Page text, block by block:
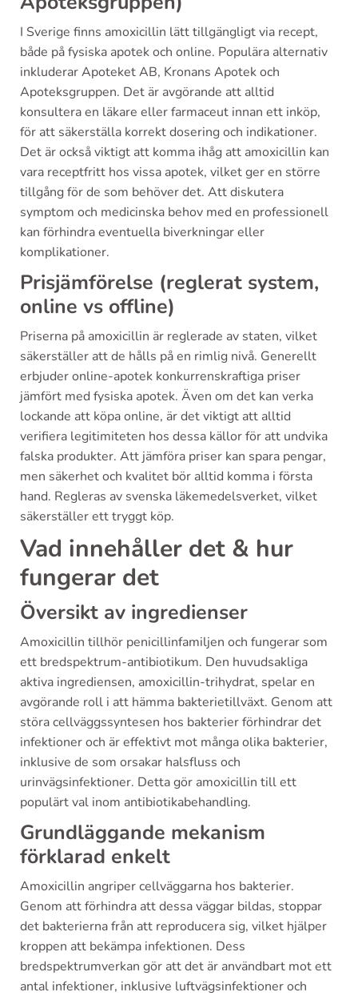
I Sverige finns amoxicillin lätt tillgängligt via recept,
både på fysiska apotek och online. Populära alternativ
inkluderar Apoteket AB, Kronans Apotek och
Apoteksgruppen. Det är avgörande att alltid
konsultera en läkare eller farmaceut innan ett inköp,
för att säkerställa korrekt dosering och indikationer.
Det är också viktigt att komma ihåg att amoxicillin kan
vara receptfritt hos vissa apotek, vilket ger en större
tillgång för de som behöver det. Att diskutera
symptom och medicinska behov med en professionell
kan förhindra eventuella biverkningar eller
komplikationer.
Prisjämförelse (reglerat system,
online vs offline)
Priserna på amoxicillin är reglerade av staten, vilket
säkerställer att de hålls på en rimlig nivå. Generellt
erbjuder online-apotek konkurrenskraftiga priser
jämfört med fysiska apotek. Även om det kan verka
lockande att köpa online, är det viktigt att alltid
verifiera legitimiteten hos dessa källor för att undvika
falska produkter. Att jämföra priser kan spara pengar,
men säkerhet och kvalitet bör alltid komma i första
hand. Regleras av svenska läkemedelsverket, vilket
säkerställer ett tryggt köp.
Vad innehåller det & hur
fungerar det
Översikt av ingredienser
Amoxicillin tillhör penicillinfamiljen och fungerar som
ett bredspektrum-antibiotikum. Den huvudsakliga
aktiva ingrediensen, amoxicillin-trihydrat, spelar en
avgörande roll i att hämma bakterietillväxt. Genom att
störa cellväggssyntesen hos bakterier förhindrar det
infektioner och är effektivt mot många olika bakterier,
inklusive de som orsakar halsfluss och
urinvägsinfektioner. Detta gör amoxicillin till ett
populärt val inom antibiotikabehandling.
Grundläggande mekanism
förklarad enkelt
Amoxicillin angriper cellväggarna hos bakterier.
Genom att förhindra att dessa väggar bildas, stoppar
det bakterierna från att reproducera sig, vilket hjälper
kroppen att bekämpa infektionen. Dess
bredspektrumverkan gör att det är användbart mot ett
antal infektioner, inklusive luftvägsinfektioner och